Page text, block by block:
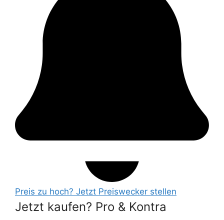
Preis zu hoch? Jetzt Preiswecker stellen
Jetzt kaufen? Pro & Kontra